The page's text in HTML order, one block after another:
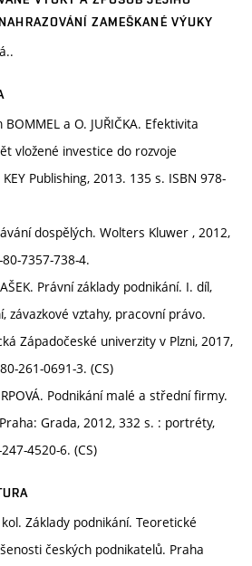
ZAMEŠKANÉ VÝUKY
BOMMEL a O. JUŘIČKA. Efektivita
vložené investice do rozvoje
Publishing, 2013. 135 s. ISBN 978-
dospělých. Wolters Kluwer , 2012,
7357-738-4.
Právní základy podnikání. I. díl,
závazkové vztahy, pracovní právo.
Západočeské univerzity v Plzni, 2017,
261-0691-3. (CS)
Podnikání malé a střední firmy.
Grada, 2012, 332 s. : portréty,
4520-6. (CS)
kol. Základy podnikání. Teoretické
českých podnikatelů. Praha